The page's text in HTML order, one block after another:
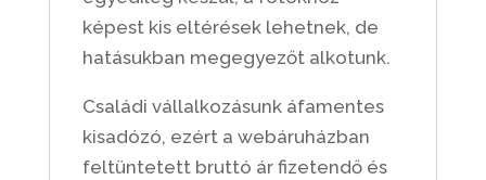
képest kis eltérések lehetnek, de
hatásukban megegyezőt alkotunk.
Családi vállalkozásunk áfamentes
kisadózó, ezért a webáruházban
feltüntetett bruttó ár fizetendő és